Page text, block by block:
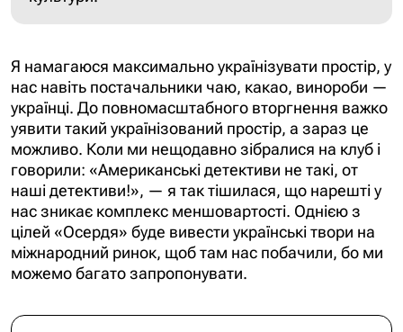
Я намагаюся максимально українізувати простір, у
нас навіть постачальники чаю, какао, винороби —
українці. До повномасштабного вторгнення важко
уявити такий українізований простір, а зараз це
можливо. Коли ми нещодавно зібралися на клуб і
говорили: «Американські детективи не такі, от
наші детективи!», — я так тішилася, що нарешті у
нас зникає комплекс меншовартості. Однією з
цілей «Осердя» буде вивести українські твори на
міжнародний ринок, щоб там нас побачили, бо ми
можемо багато запропонувати.